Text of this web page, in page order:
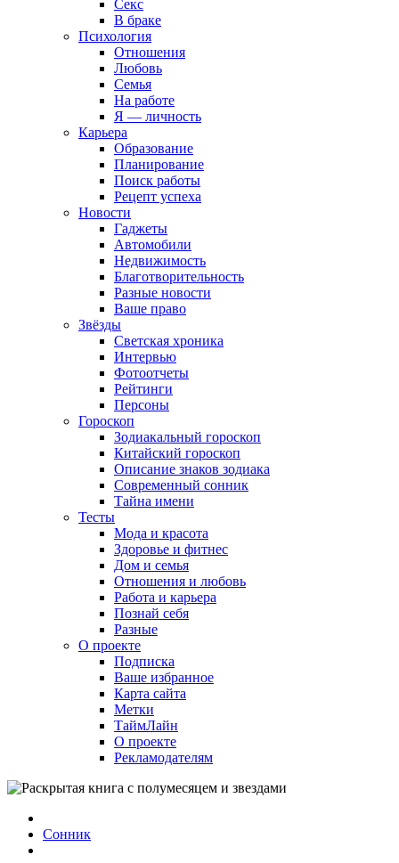
Секс
В браке
Психология
Отношения
Любовь
Семья
На работе
Я — личность
Карьера
Образование
Планирование
Поиск работы
Рецепт успеха
Новости
Гаджеты
Автомобили
Недвижимость
Благотворительность
Разные новости
Ваше право
Звёзды
Светская хроника
Интервью
Фотоотчеты
Рейтинги
Персоны
Гороскоп
Зодиакальный гороскоп
Китайский гороскоп
Описание знаков зодиака
Современный сонник
Тайна имени
Тесты
Мода и красота
Здоровье и фитнес
Дом и семья
Отношения и любовь
Работа и карьера
Познай себя
Разные
О проекте
Подписка
Ваше избранное
Карта сайта
Метки
ТаймЛайн
О проекте
Рекламодателям
Сонник